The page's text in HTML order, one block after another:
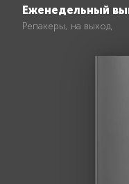
Еженедельный
Репакеры, на выход